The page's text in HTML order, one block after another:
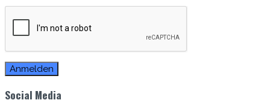
Social Media